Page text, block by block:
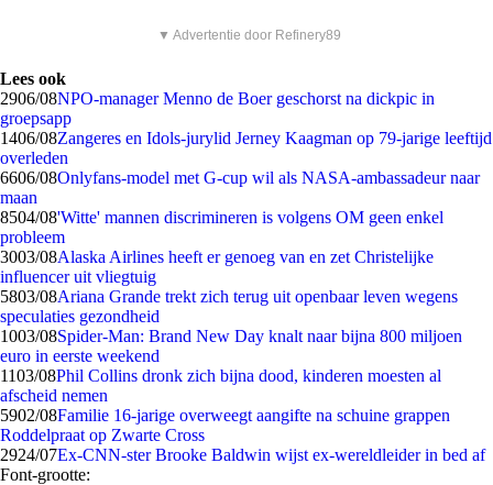
▼ Advertentie door Refinery89
Lees ook
2906/08NPO-manager Menno de Boer geschorst na dickpic in
groepsapp
1406/08Zangeres en Idols-jurylid Jerney Kaagman op 79-jarige leeftijd
overleden
6606/08Onlyfans-model met G-cup wil als NASA-ambassadeur naar
maan
8504/08'Witte' mannen discrimineren is volgens OM geen enkel
probleem
3003/08Alaska Airlines heeft er genoeg van en zet Christelijke
influencer uit vliegtuig
5803/08Ariana Grande trekt zich terug uit openbaar leven wegens
speculaties gezondheid
1003/08Spider-Man: Brand New Day knalt naar bijna 800 miljoen
euro in eerste weekend
1103/08Phil Collins dronk zich bijna dood, kinderen moesten al
afscheid nemen
5902/08Familie 16-jarige overweegt aangifte na schuine grappen
Roddelpraat op Zwarte Cross
2924/07Ex-CNN-ster Brooke Baldwin wijst ex-wereldleider in bed af
Font-grootte: